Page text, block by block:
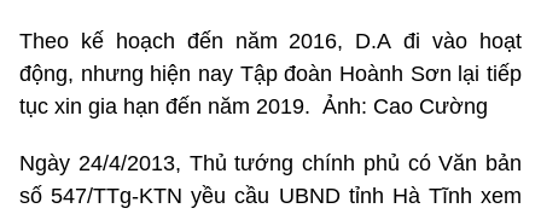
Theo kế hoạch đến năm 2016, D.A đi vào hoạt
động, nhưng hiện nay Tập đoàn Hoành Sơn lại tiếp
tục xin gia hạn đến năm 2019. Ảnh: Cao Cường
Ngày 24/4/2013, Thủ tướng chính phủ có Văn bản
số 547/TTg-KTN yều cầu UBND tỉnh Hà Tĩnh xem